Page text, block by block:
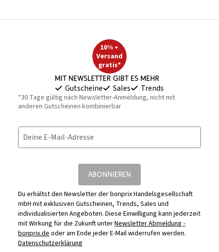
10% +
Versand
gratis*
Mit Newsletter gibt es mehr
Gutscheine Sales Trends
*30 Tage gültig nach Newsletter-Anmeldung, nicht mit
anderen Gutscheinen kombinierbar
Deine E-Mail-Adresse
ABONNIEREN
Du erhältst den Newsletter der bonprix Handelsgesellschaft
mbH mit exklusiven Gutscheinen, Trends, Sales und
individualisierten Angeboten. Diese Einwilligung kann jederzeit
mit Wirkung für die Zukunft unterNewsletter Abmeldung -
bonprix.deoder am Ende jeder E-Mail widerrufen werden.
Datenschutzerklärung